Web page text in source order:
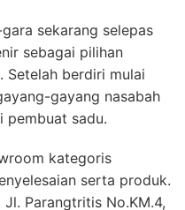
sekarang selepas
sebagai pilihan
Setelah berdiri mulai
gayang nasabah
pembuat sadu.
kategoris
serta produk.
Parangtritis No.KM.4,